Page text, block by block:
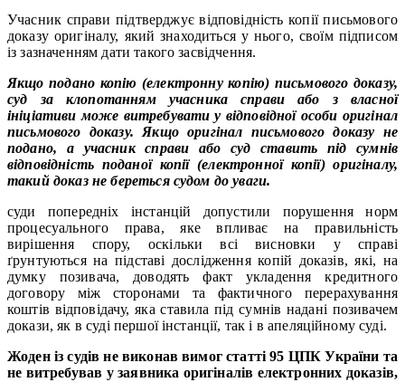
Учасник справи підтверджує відповідність копії письмового
доказу оригіналу, який знаходиться у нього, своїм підписом
із зазначенням дати такого засвідчення.
Якщо подано копію (електронну копію) письмового доказу,
суд за клопотанням учасника справи або з власної
ініціативи може витребувати у відповідної особи оригінал
письмового доказу. Якщо оригінал письмового доказу не
подано, а учасник справи або суд ставить під сумнів
відповідність поданої копії (електронної копії) оригіналу,
такий доказ не береться судом до уваги.
суди попередніх інстанцій допустили порушення норм
процесуального права, яке впливає на правильність
вирішення спору, оскільки всі висновки у справі
ґрунтуються на підставі дослідження копій доказів, які, на
думку позивача, доводять факт укладення кредитного
договору між сторонами та фактичного перерахування
коштів відповідачу, яка ставила під сумнів надані позивачем
докази, як в суді першої інстанції, так і в апеляційному суді.
Жоден із судів не виконав вимог статті 95 ЦПК України та
не витребував у заявника оригіналів електронних доказів,